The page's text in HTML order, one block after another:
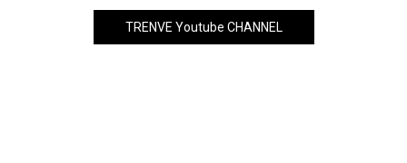
TRENVE Youtube CHANNEL